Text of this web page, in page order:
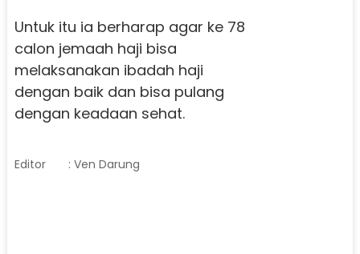
Untuk itu ia berharap agar ke 78
calon jemaah haji bisa
melaksanakan ibadah haji
dengan baik dan bisa pulang
dengan keadaan sehat.
Editor : Ven Darung